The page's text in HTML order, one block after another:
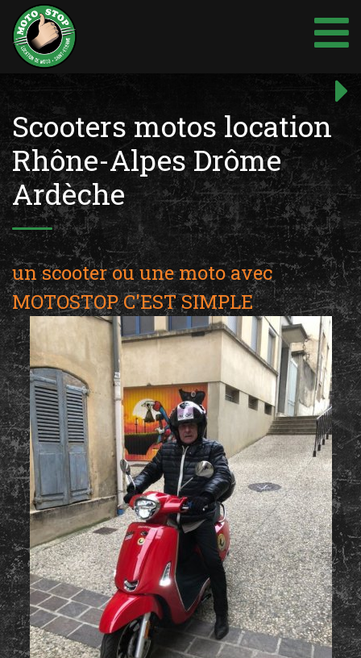
Aller
au
contenu
de
l’article
Scooters motos location
Rhône-Alpes Drôme
Ardèche
un scooter ou une moto avec
MOTOSTOP C'EST SIMPLE